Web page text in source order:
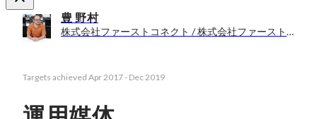
豊 野村
株式会社ファーストコネクト / 株式会社ファーストコネクト
Targets achieved Apr 2017- Dec 2019